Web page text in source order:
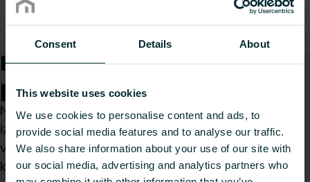
Consent Details About
This website uses cookies
We use cookies to personalise content and ads, to
provide social media features and to analyse our traffic.
We also share information about your use of our site with
our social media, advertising and analytics partners who
Kā mēs varam Jums
palīdzēt?
Neatkarīgi no tā, vai esat specifikāciju
izstrādātājs, uzstādītājs, arhitekts, plānotājs,
vairumtirgotājs vai gala lietotājs, izvēlieties
kategoriju, un mēs ar prieku izskatīsim jūsu